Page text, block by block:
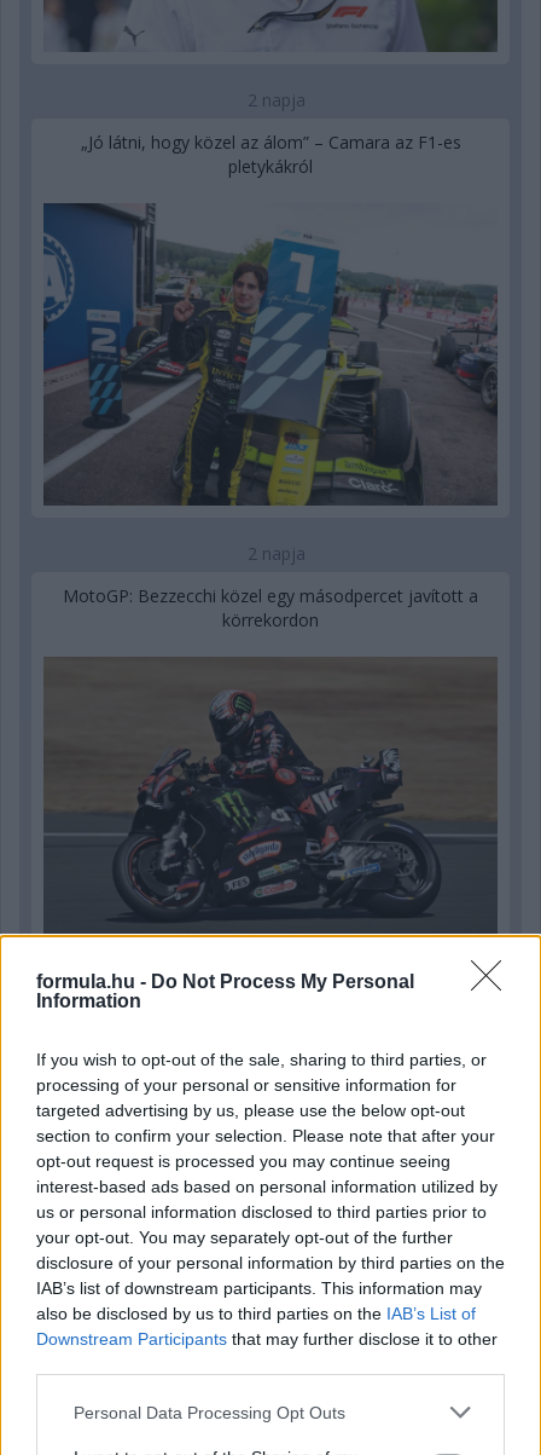
formula.hu - Do Not Process My Personal
Information
If you wish to opt-out of the sale, sharing to third parties, or
processing of your personal or sensitive information for
targeted advertising by us, please use the below opt-out
section to confirm your selection. Please note that after your
opt-out request is processed you may continue seeing
interest-based ads based on personal information utilized by
us or personal information disclosed to third parties prior to
your opt-out. You may separately opt-out of the further
disclosure of your personal information by third parties on the
IAB’s list of downstream participants. This information may
also be disclosed by us to third parties on the IAB’s List of
Downstream Participants that may further disclose it to other
Please note that this website/app uses one or more Google
Personal Data Processing Opt Outs
2 napja
„Jó látni, hogy közel az álom” – Camara az F1-es
pletykákról
2 napja
MotoGP: Bezzecchi közel egy másodpercet javított a
körrekordon
2 napja
Bullhoz?